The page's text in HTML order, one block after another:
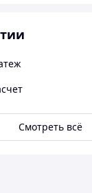
Смотреть всё